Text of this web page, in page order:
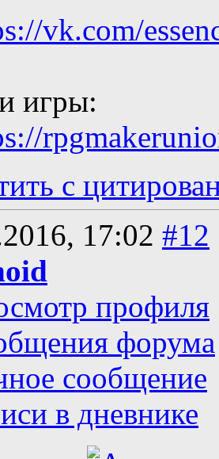
vk.com/
игры:
с
17:02 #12
профиля
форума
сообщение
в дневнике